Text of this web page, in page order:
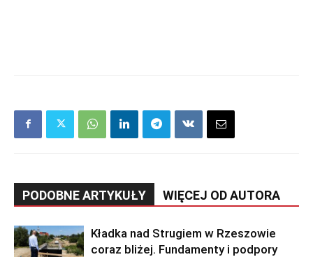
PODOBNE ARTYKUŁY WIĘCEJ OD AUTORA
Kładka nad Strugiem w Rzeszowie
coraz bliżej. Fundamenty i podpory